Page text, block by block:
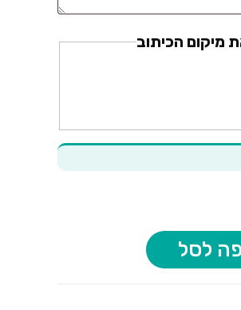
מיקום הכיתוב
לסל